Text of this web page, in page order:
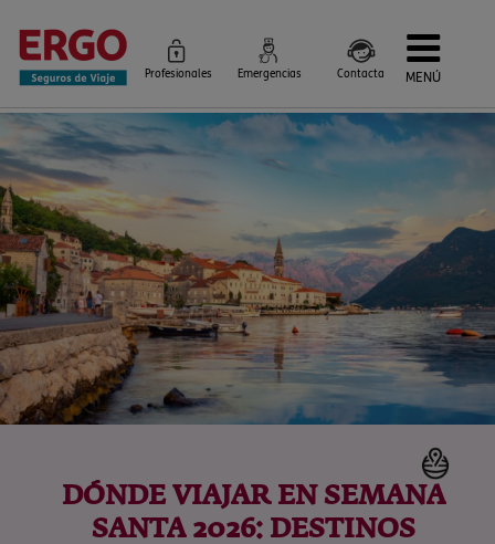
Profesionales Emergencias Contacta MENÚ
Seguros de Viaje
Seguros por destino
Más Seguros
Blog
Siniestros e Instrucciones
Información Corporativa
Servicios
DÓNDE VIAJAR EN SEMANA
SANTA 2026: DESTINOS